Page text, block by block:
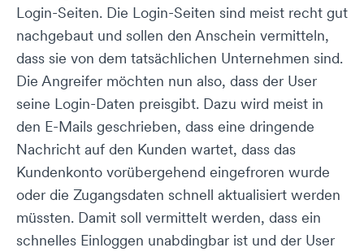
Login-Seiten. Die Login-Seiten sind meist recht gut
nachgebaut und sollen den Anschein vermitteln,
dass sie von dem tatsächlichen Unternehmen sind.
Die Angreifer möchten nun also, dass der User
seine Login-Daten preisgibt. Dazu wird meist in
den E-Mails geschrieben, dass eine dringende
Nachricht auf den Kunden wartet, dass das
Kundenkonto vorübergehend eingefroren wurde
oder die Zugangsdaten schnell aktualisiert werden
müssten. Damit soll vermittelt werden, dass ein
schnelles Einloggen unabdingbar ist und der User